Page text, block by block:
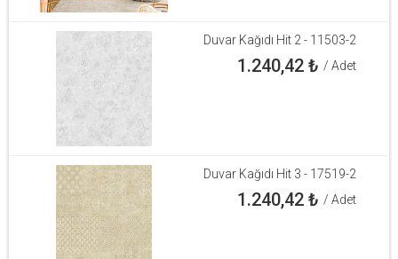
Duvar Kağıdı Hit 2 - 11503-2
1.240,42₺ / Adet
Duvar Kağıdı Hit 3 - 17519-2
1.240,42₺ / Adet